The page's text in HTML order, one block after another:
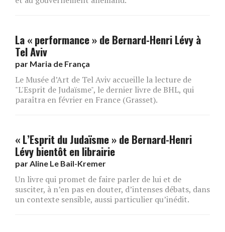
La « performance » de Bernard-Henri Lévy à
Tel Aviv
par Maria de França
Le Musée d’Art de Tel Aviv accueille la lecture de
"L'Esprit de Judaïsme", le dernier livre de BHL, qui
paraîtra en février en France (Grasset).
« L’Esprit du Judaïsme » de Bernard-Henri
Lévy bientôt en librairie
par Aline Le Bail-Kremer
Un livre qui promet de faire parler de lui et de
susciter, à n’en pas en douter, d’intenses débats, dans
un contexte sensible, aussi particulier qu’inédit.